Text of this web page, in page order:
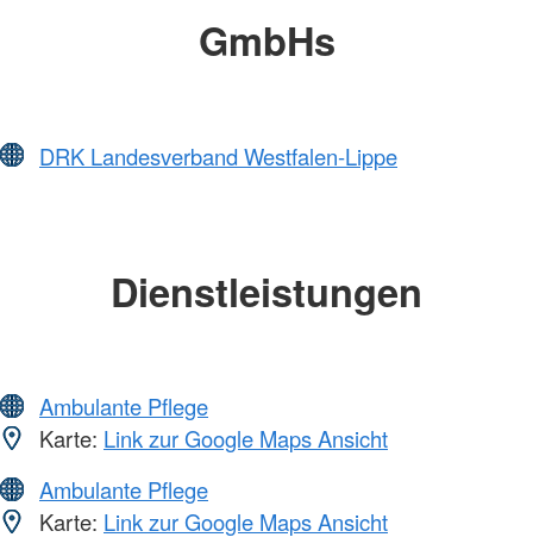
GmbHs
DRK Landesverband Westfalen-Lippe
Dienstleistungen
Ambulante Pflege
Karte: Link zur Google Maps Ansicht
Ambulante Pflege
Karte: Link zur Google Maps Ansicht